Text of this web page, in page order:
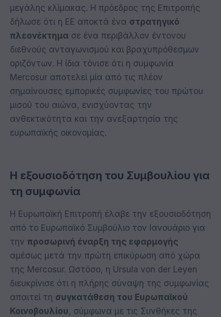
μεγάλης κλίμακας. Η πρόεδρος της Επιτροπής
δήλωσε ότι η ΕΕ αποκτά ένα στρατηγικό
πλεονέκτημα σε ένα περιβάλλον έντονου
διεθνούς ανταγωνισμού και βραχυπρόθεσμων
οριζόντων. Η ίδια τόνισε ότι η συμφωνία
Mercosur αποτελεί μία από τις πλέον
σημαίνουσες εμπορικές συμφωνίες του πρώτου
μισού του αιώνα, ενισχύοντας την
ανθεκτικότητα και την ανεξαρτησία της
ευρωπαϊκής οικονομίας.
Η εξουσιοδότηση του Συμβουλίου για
τη συμφωνία
Η Ευρωπαϊκή Επιτροπή έλαβε την εξουσιοδότηση
από το Ευρωπαϊκό Συμβούλιο τον Ιανουάριο για
την προσωρινή έναρξη της εφαρμογής
αμέσως μετά την πρώτη επικύρωση από χώρα
της Mercosur. Ωστόσο, η Ursula von der Leyen
διευκρίνισε ότι η πλήρης σύναψη της συμφωνίας
απαιτεί τη συγκατάθεση του Ευρωπαϊκού
Κοινοβουλίου, σύμφωνα με τις Συνθήκες της